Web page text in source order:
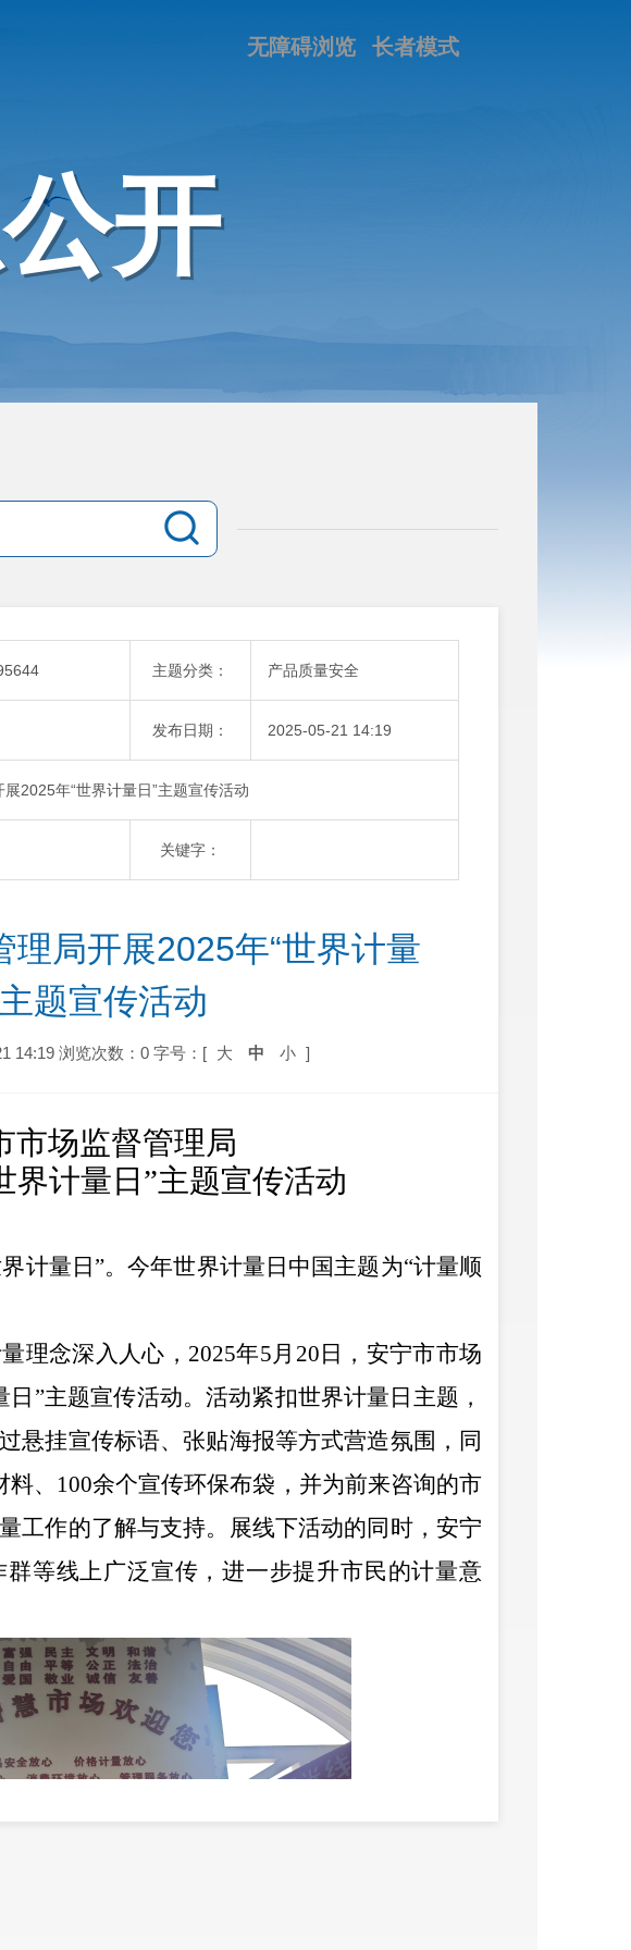
长者模式
无障碍浏览
开
主题分类： 产品质量安全
发布日期： 2025-05-21 14:19
2025年“世界计量日”主题宣传活动
关键字：
理局开展2025年“世界计量
主题宣传活动
14:19 浏览次数：0 字号：[ 大 中 小 ]
市场监督管理局
界计量日”主题宣传活动
计量日”。今年世界计量日中国主题为“计量顺
理念深入人心， 2025年5月20日，安宁市市场
”主题宣传活动。活动紧扣世界计量日主题，
悬挂宣传标语、张贴海报等方式营造氛围，同
、100余个宣传环保布袋，并为前来咨询的市
工作的了解与支持。展线下活动的同时，安宁
等线上广泛宣传，进一步提升市民的计量意